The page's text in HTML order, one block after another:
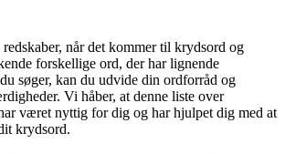
når det kommer til krydsord og
forskellige ord, der har lignende
søger, kan du udvide din ordforråd og
Vi håber, at denne liste over
været nyttig for dig og har hjulpet dig med at
krydsord.